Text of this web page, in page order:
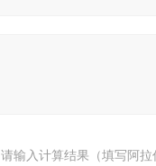
请输入计算结果（填写阿